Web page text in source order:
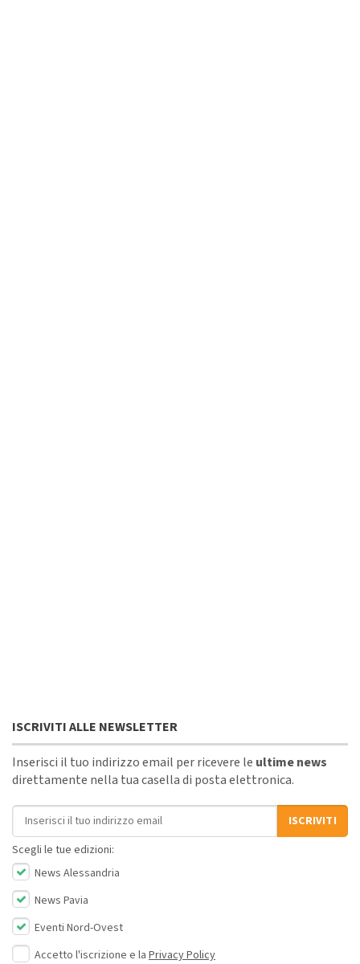
ISCRIVITI ALLE NEWSLETTER
Inserisci il tuo indirizzo email per ricevere le ultime news
direttamente nella tua casella di posta elettronica.
Indirizzo email
ISCRIVITI
Scegli le tue edizioni:
News Alessandria
News Pavia
Eventi Nord-Ovest
Accetto l'iscrizione e la Privacy Policy